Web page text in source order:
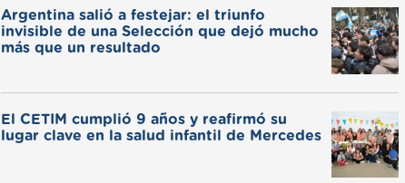
Argentina salió a festejar: el triunfo
invisible de una Selección que dejó mucho
más que un resultado
El CETIM cumplió 9 años y reafirmó su
lugar clave en la salud infantil de Mercedes